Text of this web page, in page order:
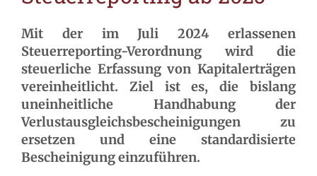
Mit der im Juli 2024 erlassenen
Steuerreporting-Verordnung wird die
steuerliche Erfassung von Kapitalerträgen
vereinheitlicht. Ziel ist es, die bislang
uneinheitliche Handhabung der
Verlustausgleichsbescheinigungen zu
ersetzen und eine standardisierte
Bescheinigung einzuführen.